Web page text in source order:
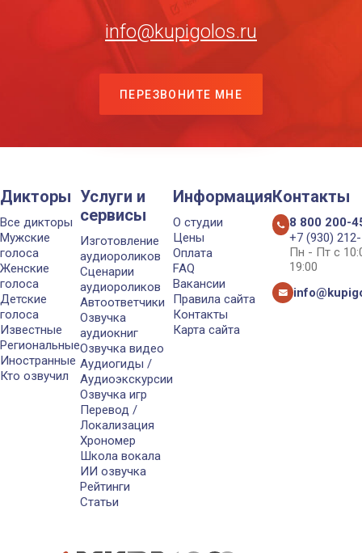
info@kupigolos.ru
ПЕРЕЗВОНИТЕ МНЕ
Дикторы
Все дикторы
Мужские
голоса
Женские
голоса
Детские
голоса
Известные
Региональные
Иностранные
Кто озвучил
Услуги и
сервисы
Изготовление
аудиороликов
Сценарии
аудиороликов
Автоответчики
Озвучка
аудиокниг
Озвучка видео
Аудиогиды /
Аудиоэкскурсии
Озвучка игр
Перевод /
Локализация
Хрономер
Школа вокала
ИИ озвучка
Рейтинги
Статьи
Информация
О студии
Цены
Оплата
FAQ
Вакансии
Правила сайта
Контакты
Карта сайта
Контакты
8 800 200-
+7 (930)
Пн - Пт с
19:00